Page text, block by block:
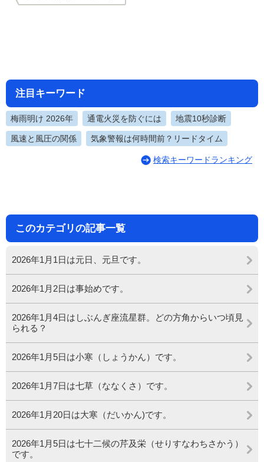
注目キーワード
梅雨明け 2026年 通電火災を防ぐには 地震10秒診断
風速と風圧の関係 気象警報は何時間前？リードタイム
検索キーワードランキング
このカテゴリの記事一覧
2026年1月1日は元日、元旦です。
2026年1月2日は事始めです。
2026年1月4日はしぶんぎ座流星群。どの方角からいつ頃見
られる？
2026年1月5日は小寒（しょうかん）です。
2026年1月7日は七草（ななくさ）です。
2026年1月20日は大寒（だいかん)です。
2026年1月5日は七十二候の芹及栄（せりすなわちさかう）
です。